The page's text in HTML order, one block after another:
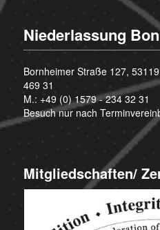
Niederlassung
Bornheimer Straße 127,
469 31
M.: +49 (0) 1579 - 234 32 31
Besuch nur nach
Mitgliedschaften/